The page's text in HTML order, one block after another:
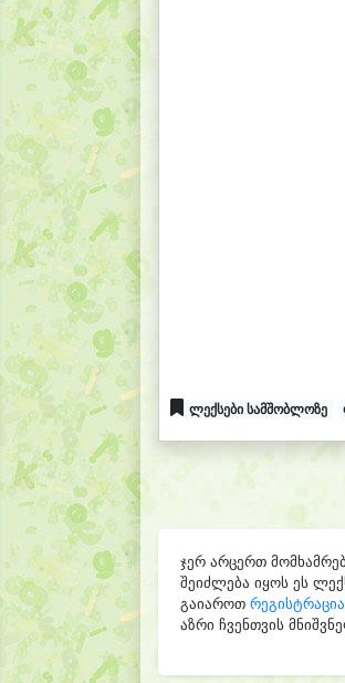
ლექსები სამშობლოზე
ჯერ არცერთ
შეიძლება იყოს ეს
გაიაროთ რეგისტრაცია
აზრი ჩვენთვის